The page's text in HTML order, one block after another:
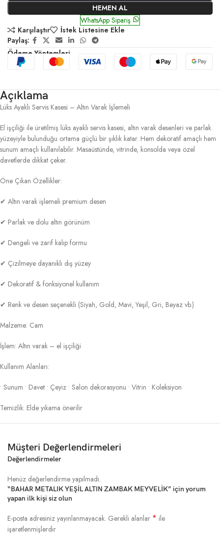
HEMEN AL
WhatsApp Sipariş
Karşılaştır
İstek Listesine Ekle
Paylaş:
Ödeme Yöntemleri
Açıklama
Lüks Ayaklı Servis Kasesi – Altın Varak İşlemeli
El işçiliği ile üretilmiş lüks ayaklı servis kasesi, altın varak desenleri ve parlak
yüzeyiyle bulunduğu ortama güçlü bir şıklık katar. Hem dekoratif amaçlı hem
sunum amaçlı kullanılabilir. Masaüstünde, vitrinde, konsolda veya özel
davetlerde dikkat çeker.
Öne Çıkan Özellikler:
✔ Altın varak işlemeli premium desen
✔ Parlak ve dolu altın görünüm
✔ Dengeli ve zarif kalıp formu
✔ Çizilmeye dayanıklı dış yüzey
✔ Dekoratif & fonksiyonel kullanım
✔ Renk ve desen seçenekli (Siyah, Gold, Mavi, Yeşil, Gri, Beyaz vb.)
Malzeme: Cam
İşlem: Altın varak – el işçiliği
Kullanım Alanları:
• Sunum • Davet • Çeyiz • Salon dekorasyonu • Vitrin • Koleksiyon
Temizlik: Elde yıkama önerilir
Müşteri Değerlendirmeleri
Değerlendirmeler
Henüz değerlendirme yapılmadı.
“BAHAR METALIK YEŞİL ALTIN ZAMBAK MEYVELİK” için yorum
yapan ilk kişi siz olun
E-posta adresiniz yayınlanmayacak. Gerekli alanlar * ile
işaretlenmişlerdir